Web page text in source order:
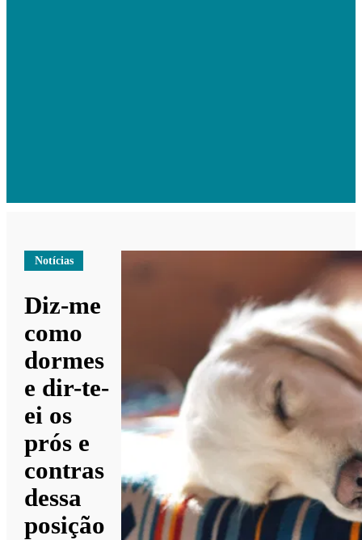
Notícias
Diz-me
como
dormes
e dir-te-
ei os
prós e
contras
dessa
posição